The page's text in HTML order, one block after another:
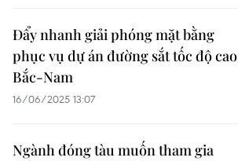
Đẩy nhanh giải phóng mặt bằng
phục vụ dự án đường sắt tốc độ cao
Bắc-Nam
16/06/2025 13:07
Ngành đóng tàu muốn tham gia